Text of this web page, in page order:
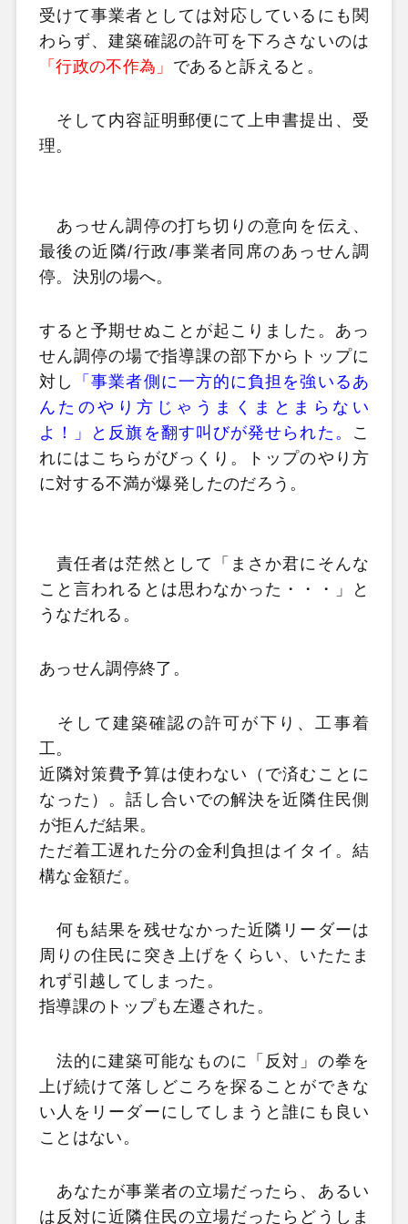
受けて事業者としては対応しているにも関
わらず、建築確認の許可を下ろさないのは
「行政の不作為」 であると訴えると。
そして内容証明郵便にて上申書提出、受
理。
あっせん調停の打ち切りの意向を伝え、
最後の近隣/行政/事業者同席のあっせん調
停。決別の場へ。
すると予期せぬことが起こりました。あっ
せん調停の場で指導課の部下からトップに
対し
「事業者側に一方的に負担を強いるあ
んたのやり方じゃうまくまとまらない
よ！」と反旗を翻す叫びが発せられた。
こ
れにはこちらがびっくり。トップのやり方
に対する不満が爆発したのだろう。
責任者は茫然として「まさか君にそんな
こと言われるとは思わなかった・・・」と
うなだれる。
あっせん調停終了。
そして建築確認の許可が下り、工事着
工。
近隣対策費予算は使わない（で済むことに
なった）。話し合いでの解決を近隣住民側
が拒んだ結果。
ただ着工遅れた分の金利負担はイタイ。結
構な金額だ。
何も結果を残せなかった近隣リーダーは
周りの住民に突き上げをくらい、いたたま
れず引越してしまった。
指導課のトップも左遷された。
法的に建築可能なものに「反対」の拳を
上げ続けて落しどころを探ることができな
い人をリーダーにしてしまうと誰にも良い
ことはない。
あなたが事業者の立場だったら、あるい
は反対に近隣住民の立場だったらどうしま